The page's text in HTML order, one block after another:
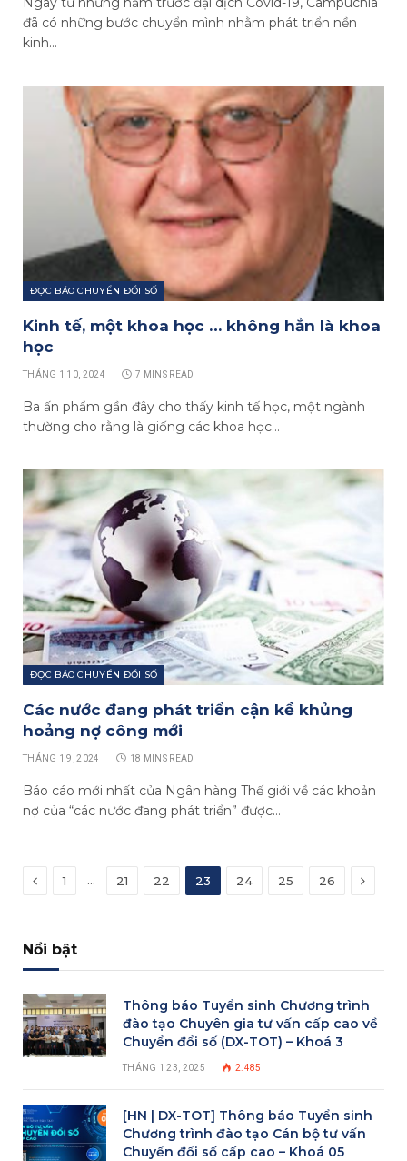
đã có những bước chuyển mình nhằm phát triển nền
kinh…
ĐỌC BÁO CHUYỂN ĐỔI SỐ
Kinh tế, một khoa học … không hẳn là khoa
học
THÁNG 1 10, 2024 7 MINS READ
Ba ấn phẩm gần đây cho thấy kinh tế học, một ngành
thường cho rằng là giống các khoa học…
ĐỌC BÁO CHUYỂN ĐỔI SỐ
Các nước đang phát triển cận kề khủng
hoảng nợ công mới
THÁNG 1 9, 2024 18 MINS READ
Báo cáo mới nhất của Ngân hàng Thế giới về các khoản
nợ của “các nước đang phát triển” được…
Previous
1 … 21 22 23 24 25 26 Next
Nổi bật
Thông báo Tuyển sinh Chương trình
đào tạo Chuyên gia tư vấn cấp cao về
Chuyển đổi số (DX-TOT) – Khoá 3
THÁNG 1 23, 2025 2.485
[HN | DX-TOT] Thông báo Tuyển sinh
Chương trình đào tạo Cán bộ tư vấn
Chuyển đổi số cấp cao – Khoá 05